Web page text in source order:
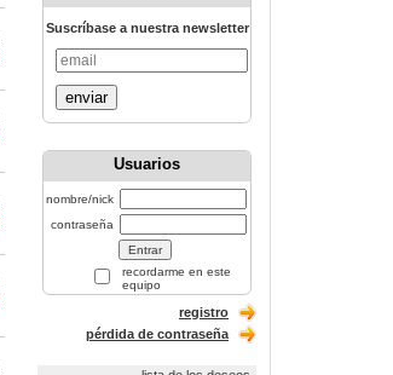
Suscríbase a nuestra newsletter
enviar
Usuarios
nombre/nick
contraseña
recordarme en este
equipo
registro
pérdida de contraseña